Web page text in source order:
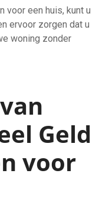
voor een huis, kunt u
ervoor zorgen dat u
woning zonder
Geld
voor